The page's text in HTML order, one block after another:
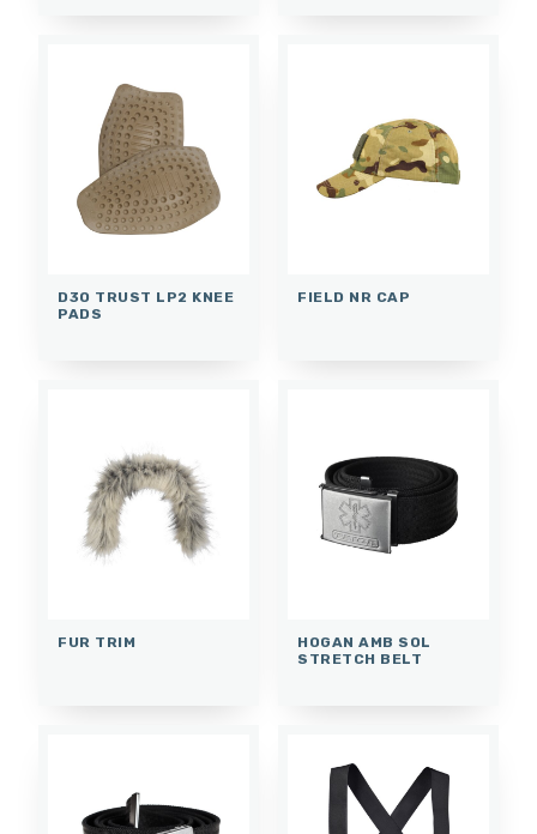
D3O TRUST LP2 KNEE
PADS
FIELD NR CAP
FUR TRIM
HOGAN AMB SOL
STRETCH BELT